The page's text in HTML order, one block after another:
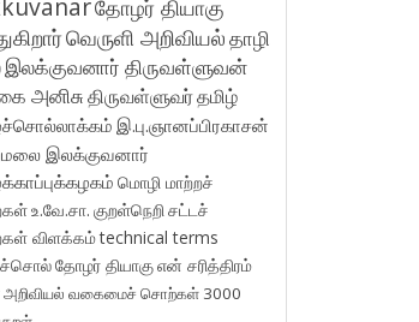
தோழர் தியாகு
வெருளி அறிவியல்தாழி
இலக்குவனார் திருவள்ளுவன்
அனிசுதிருவள்ளுவர்தமிழ்
இ.பு.ஞானப்பிரகாசன்
இலக்குவனார்
மொழி மாற்றச்
உ.வே.சா. குறள்நெறி சட்டச்
விளக்கம்technical terms
தோழர் தியாகுஎன் சரித்திரம்
அறிவியல் வகைமைச் சொற்கள் 3000